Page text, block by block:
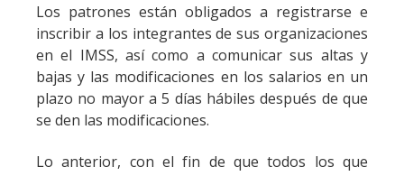
16 IMSS 8
Ver detalles Comprar $9,516
SEMINARIO EN DIRECCIÓN Y LIDERAZGO DE
EQUIPOS DE ALTO DESEMPEÑO
Los patrones están obligados a registrarse e
inscribir a los integrantes de sus organizaciones
en el IMSS, así como a comunicar sus altas y
bajas y las modificaciones en los salarios en un
plazo no mayor a 5 días hábiles después de que
se den las modificaciones.
Lo anterior, con el fin de que todos los que